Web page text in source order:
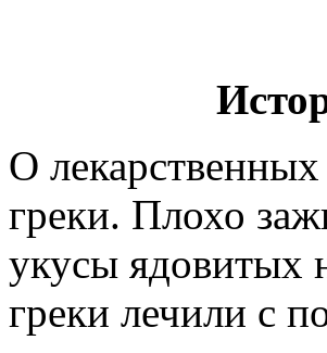
О лекарственных
греки. Плохо
укусы ядовитых
греки лечили с